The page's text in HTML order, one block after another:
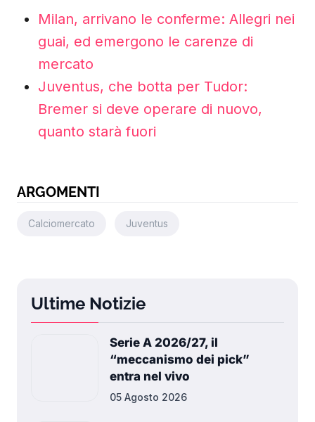
Milan, arrivano le conferme: Allegri nei
guai, ed emergono le carenze di
mercato
Juventus, che botta per Tudor:
Bremer si deve operare di nuovo,
quanto starà fuori
ARGOMENTI
Calciomercato Juventus
Ultime Notizie
Serie A 2026/27, il
“meccanismo dei pick”
entra nel vivo
05 Agosto 2026